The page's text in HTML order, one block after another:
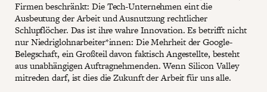
Firmen beschränkt: Die Tech-Unternehmen eint die
Ausbeutung der Arbeit und Ausnutzung rechtlicher
Schlupflöcher. Das ist ihre wahre Innovation. Es betrifft nicht
nur Niedriglohnarbeiter*innen: Die Mehrheit der Google-
Belegschaft, ein Großteil davon faktisch Angestellte, besteht
aus unabhängigen Auftragnehmenden. Wenn Silicon Valley
mitreden darf, ist dies die Zukunft der Arbeit für uns alle.